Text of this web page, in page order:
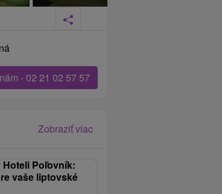
- 02 21 02 57 57
Zobraziť viac
Poľovník:
vaše liptovské